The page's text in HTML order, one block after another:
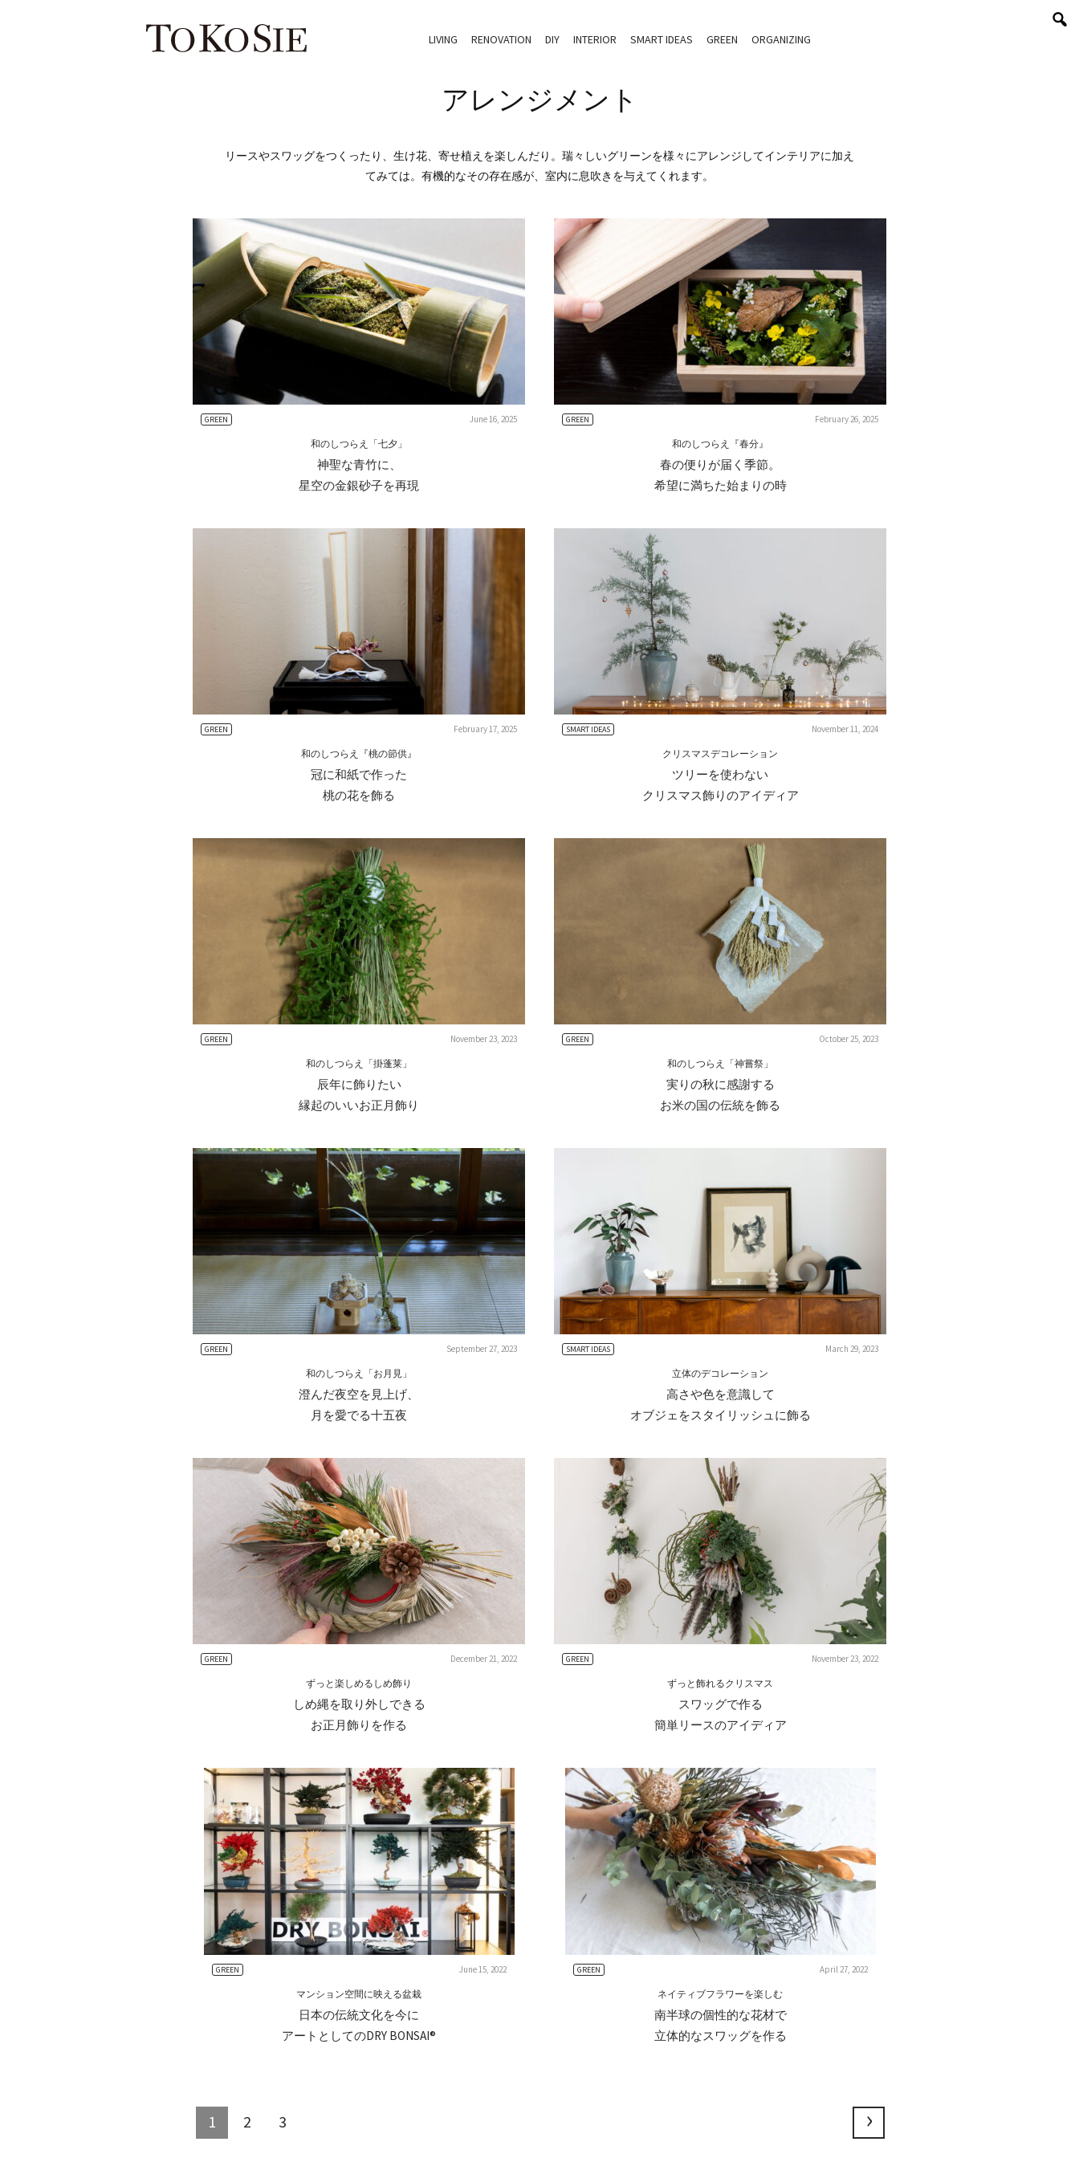
LIVING RENOVATION DIY INTERIOR SMART IDEAS GREEN ORGANIZING
アレンジメント
リースやスワッグをつくったり、生け花、寄せ植えを楽しんだり。瑞々しいグリーンを様々にアレンジしてインテリアに加え
てみては。有機的なその存在感が、室内に息吹きを与えてくれます。
GREEN June 16, 2025
和のしつらえ「七夕」
神聖な青竹に、
星空の金銀砂子を再現
GREEN February 26, 2025
和のしつらえ『春分』
春の便りが届く季節。
希望に満ちた始まりの時
GREEN February 17, 2025
和のしつらえ『桃の節供』
冠に和紙で作った
桃の花を飾る
SMART IDEAS November 11, 2024
クリスマスデコレーション
ツリーを使わない
クリスマス飾りのアイディア
GREEN November 23, 2023
和のしつらえ「掛蓬莱」
辰年に飾りたい
縁起のいいお正月飾り
GREEN October 25, 2023
和のしつらえ「神嘗祭」
実りの秋に感謝する
お米の国の伝統を飾る
GREEN September 27, 2023
和のしつらえ「お月見」
澄んだ夜空を見上げ、
月を愛でる十五夜
SMART IDEAS March 29, 2023
立体のデコレーション
高さや色を意識して
オブジェをスタイリッシュに飾る
GREEN December 21, 2022
ずっと楽しめるしめ飾り
しめ縄を取り外しできる
お正月飾りを作る
GREEN November 23, 2022
ずっと飾れるクリスマス
スワッグで作る
簡単リースのアイディア
GREEN June 15, 2022
マンション空間に映える盆栽
日本の伝統文化を今に
アートとしてのDRY BONSAI®
GREEN April 27, 2022
ネイティブフラワーを楽しむ
南半球の個性的な花材で
立体的なスワッグを作る
1 2 3